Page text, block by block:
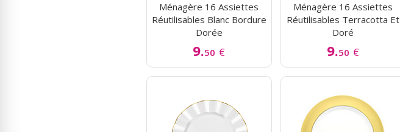
Ménagère 16 Assiettes
Réutilisables Blanc Bordure
Dorée
9.50 €
Ménagère 16 Assiettes
Réutilisables Terracotta Et
Doré
9.50 €